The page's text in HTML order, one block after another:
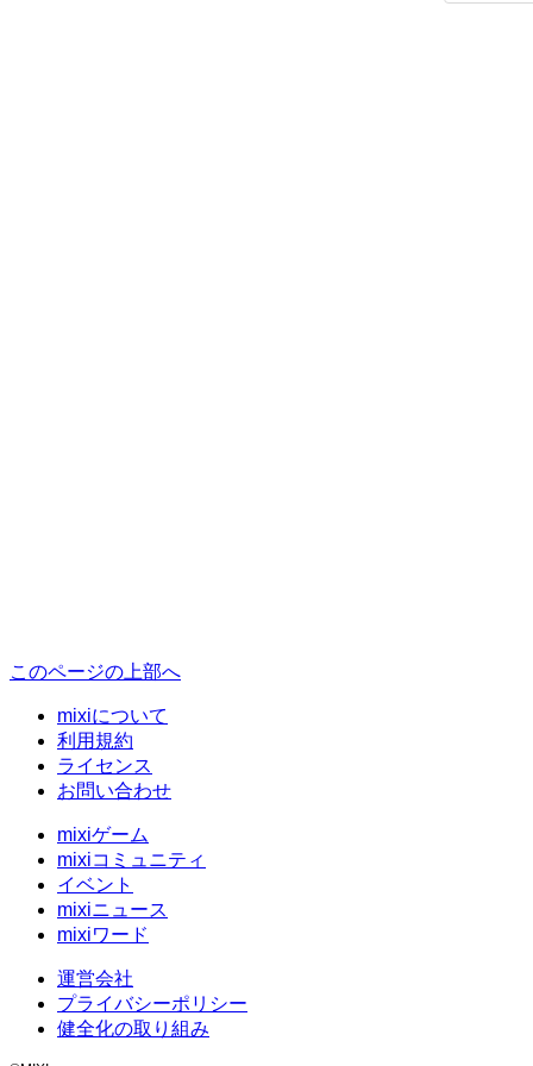
このページの上部へ
mixiについて
利用規約
ライセンス
お問い合わせ
mixiゲーム
mixiコミュニティ
イベント
mixiニュース
mixiワード
運営会社
プライバシーポリシー
健全化の取り組み